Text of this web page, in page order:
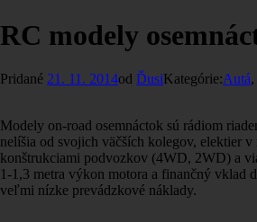
RC modely
Pridané 21. 11. 2014od ĎusiKategórie:Autá,
Modely on-road osemnáctok sú rádiom
nelíšia od svojich väčších kolegov, elektier
konštrukciami podvozkov (4WD, 2WD) a
1-1,3 metra výkon motora a finančný vklad
veľmi nízke prevádzkové náklady.